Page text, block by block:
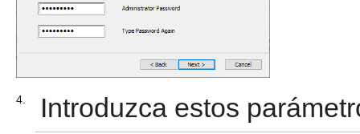
4. Introduzca estos